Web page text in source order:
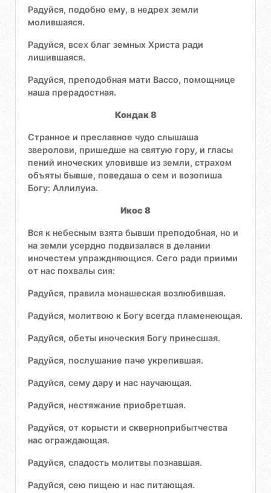
Радуйся, подобно ему, в недрех земли
молившаяся.
Радуйся, всех благ земных Христа ради
лишившаяся.
Радуйся, преподобная мати Вассо, помощнице
наша прерадостная.
Кондак 8
Странное и преславное чудо слышаша
зверолови, пришедше на святую гору, и гласы
пений иноческих уловивше из земли, страхом
объяты бывше, поведаша о сем и возопиша
Богу: Аллилуиа.
Икос 8
Вся к небесным взята бывши преподобная, но и
на земли усердно подвизалася в делании
иночестем упраждняющися. Сего ради приими
от нас похвалы сия:
Радуйся, правила монашеская возлюбившая.
Радуйся, молитвою к Богу всегда пламенеющая.
Радуйся, обеты иноческия Богу принесшая.
Радуйся, послушание паче укрепившая.
Радуйся, сему дару и нас научающая.
Радуйся, нестяжание приобретшая.
Радуйся, от корысти и скверноприбытчества
нас ограждающая.
Радуйся, сладость молитвы познавшая.
Радуйся, сею пищею и нас питающая.